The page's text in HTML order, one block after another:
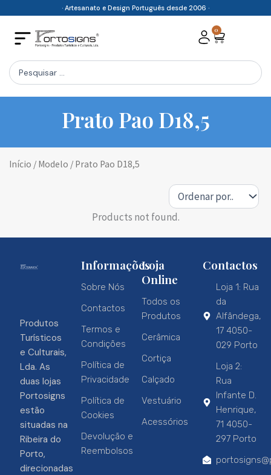
content
· Artesanato e Design Português desde 2006 ·
0
Cart
Search
...
Prato Pao D18,5
Início / Modelo / Prato Pao D18,5
Products not found.
Produtos
Turísticos
e Culturais,
Lda. As
duas lojas
Portosigns
estão
situadas na
Ribeira do
Porto,
direcionadas
Informações
Sobre Nós
Contactos
Termos e
Condições
Política de
Privacidade
Política de
Cookies
Devolução e
Reembolsos
Loja
Online
Todos os
Produtos
Cerâmica
Cortiça
Calçado
Vestuário
Acessórios
Contactos
Loja 1: Rua
da
Alfândega,
17 4050-
029 Porto
Loja 2:
Rua
Infante D.
Henrique,
71 4050-
297 Porto